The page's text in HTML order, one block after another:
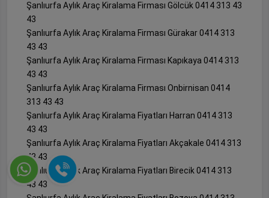
Şanlıurfa Aylık Araç Kiralama Firması Gölcük 0414 313 43
43
Şanlıurfa Aylık Araç Kiralama Firması Gürakar 0414 313
43 43
Şanlıurfa Aylık Araç Kiralama Firması Kapıkaya 0414 313
43 43
Şanlıurfa Aylık Araç Kiralama Firması Onbirnisan 0414
313 43 43
Şanlıurfa Aylık Araç Kiralama Fiyatları Harran 0414 313
43 43
Şanlıurfa Aylık Araç Kiralama Fiyatları Akçakale 0414 313
43 43
Şanlıurfa Aylık Araç Kiralama Fiyatları Birecik 0414 313
43 43